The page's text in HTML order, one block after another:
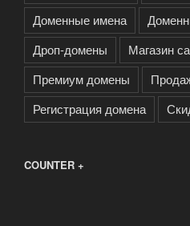
Доменные имена
Дроп-домены
Магазин
Премиум домены
Регистрация домена
COUNTER +